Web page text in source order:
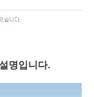
명입니다.